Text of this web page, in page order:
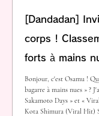
[Dandadan]
corps !
forts à mains
Sakamoto
Bonjour, c'est Osamu !
bagarre à mains nues » ? J'ai rassemblé les personnages de «
Sakamoto Days » et « Viral Hit » ! 3ème place : Hobin Yu /
Kota Shimura (Viral Hit) Sa force réside dans « la